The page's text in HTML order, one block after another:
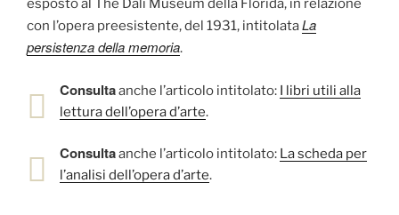
esposto al The Dalí Museum della Florida, in relazione
con l’opera preesistente, del 1931, intitolataLa
persistenza della memoria.
Consultaanche l’articolo intitolato: I libri utili alla
lettura dell’opera d’arte.
Consultaanche l’articolo intitolato: La scheda per
l’analisi dell’opera d’arte.